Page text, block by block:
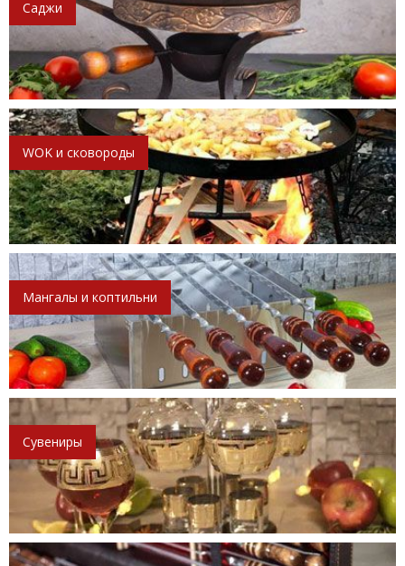
Саджи
WOK и сковороды
Мангалы и коптильни
Сувениры